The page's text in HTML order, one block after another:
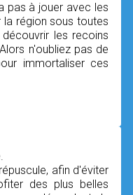
pas à jouer avec les
région sous toutes
les recoins
n'oubliez pas de
immortaliser ces
afin d'éviter
des plus belles